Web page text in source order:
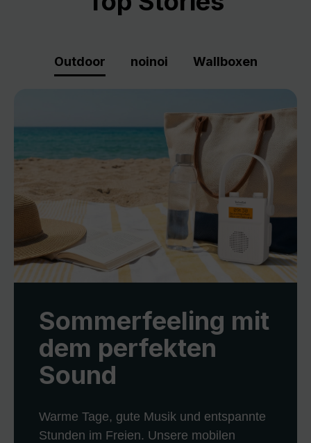
Outdoor noinoi Wallboxen
Sommerfeeling mit
dem perfekten
Sound
Warme Tage, gute Musik und entspannte
Stunden im Freien. Unsere mobilen